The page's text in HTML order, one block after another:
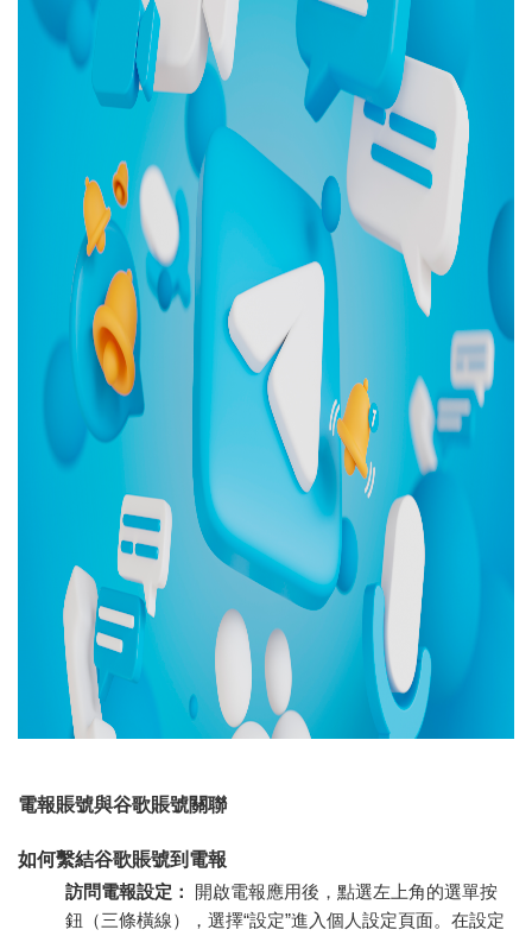
電報賬號與谷歌賬號關聯
如何繫結谷歌賬號到電報
訪問電報設定：
開啟電報應用後，點選左上角的選單按
鈕（三條橫線），選擇“設定”進入個人設定頁面。在設定